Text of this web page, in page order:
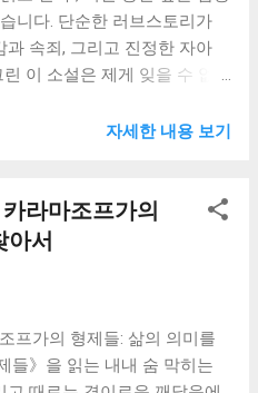
로 등장하지만, 점차 죄책감
후를 맞이하는 그녀의 모습
의 몰락은 욕망의 그림자가
맥베스의 관계는, 서로의 야망
다. 그들의 이야기는, 인간 관
러내며, 우리에게 욕망의 위
니다. 누구나 성공과 행복을
니다. 단순한 러브스토리가
과 속죄, 그리고 진정한 자아
이 소설은 제게 잊을 수 없는
가져다주는 허상과 인간 내면
로바를 법정에서 다시 만나
, 그는 자신의 과거 행동에
마나 허무하고 공허한 것인
사회의 부조리와 불의를 적
건입니다. 카튜샤는 단순한
자세한 내용 보기
라마조프가의
아서
프가의 형제들: 삶의 의미를
들》을 읽는 내내 숨 막히는